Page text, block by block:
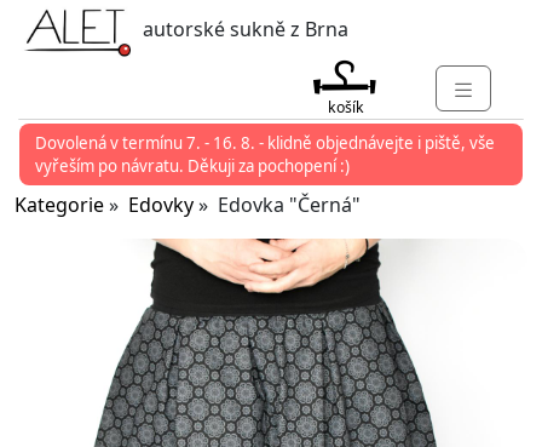
autorské sukně z Brna
košík
KATEGORIE
MARKETY
KONTAKT
O ALET
PŘIHLÁSIT
Dovolená v termínu 7. - 16. 8. - klidně objednávejte i piště, vše
vyřeším po návratu. Děkuji za pochopení :)
Kategorie» Edovky» Edovka "Černá"